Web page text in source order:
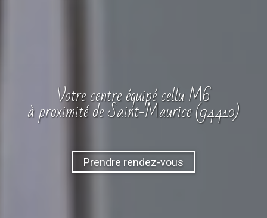
Votrecentreéquipé cellu M6
à proximité de Saint-Maurice (94410)
Prendre rendez-vous